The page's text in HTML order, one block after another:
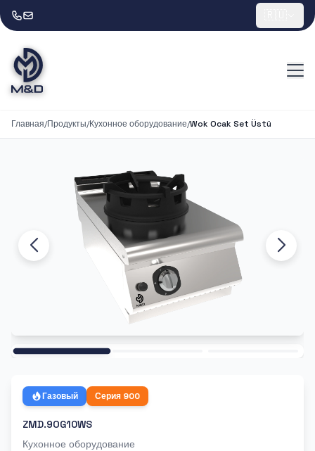
Главная/Продукты/Кухонное оборудование/Wok Ocak Set Üstü
Газовый Серия 900
ZMD.9OG10WS
Кухонное оборудование